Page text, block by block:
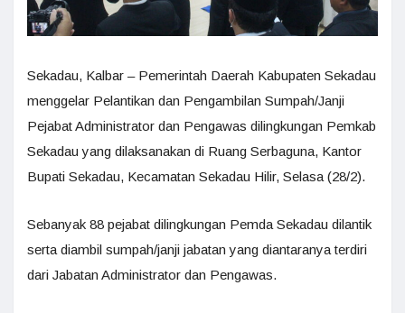
Sekadau, Kalbar – Pemerintah Daerah Kabupaten Sekadau
menggelar Pelantikan dan Pengambilan Sumpah/Janji
Pejabat Administrator dan Pengawas dilingkungan Pemkab
Sekadau yang dilaksanakan di Ruang Serbaguna, Kantor
Bupati Sekadau, Kecamatan Sekadau Hilir, Selasa (28/2).
Sebanyak 88 pejabat dilingkungan Pemda Sekadau dilantik
serta diambil sumpah/janji jabatan yang diantaranya terdiri
dari Jabatan Administrator dan Pengawas.